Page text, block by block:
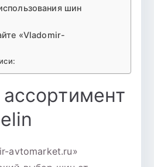
шин
«Vladomir-
avtomarket.ru»